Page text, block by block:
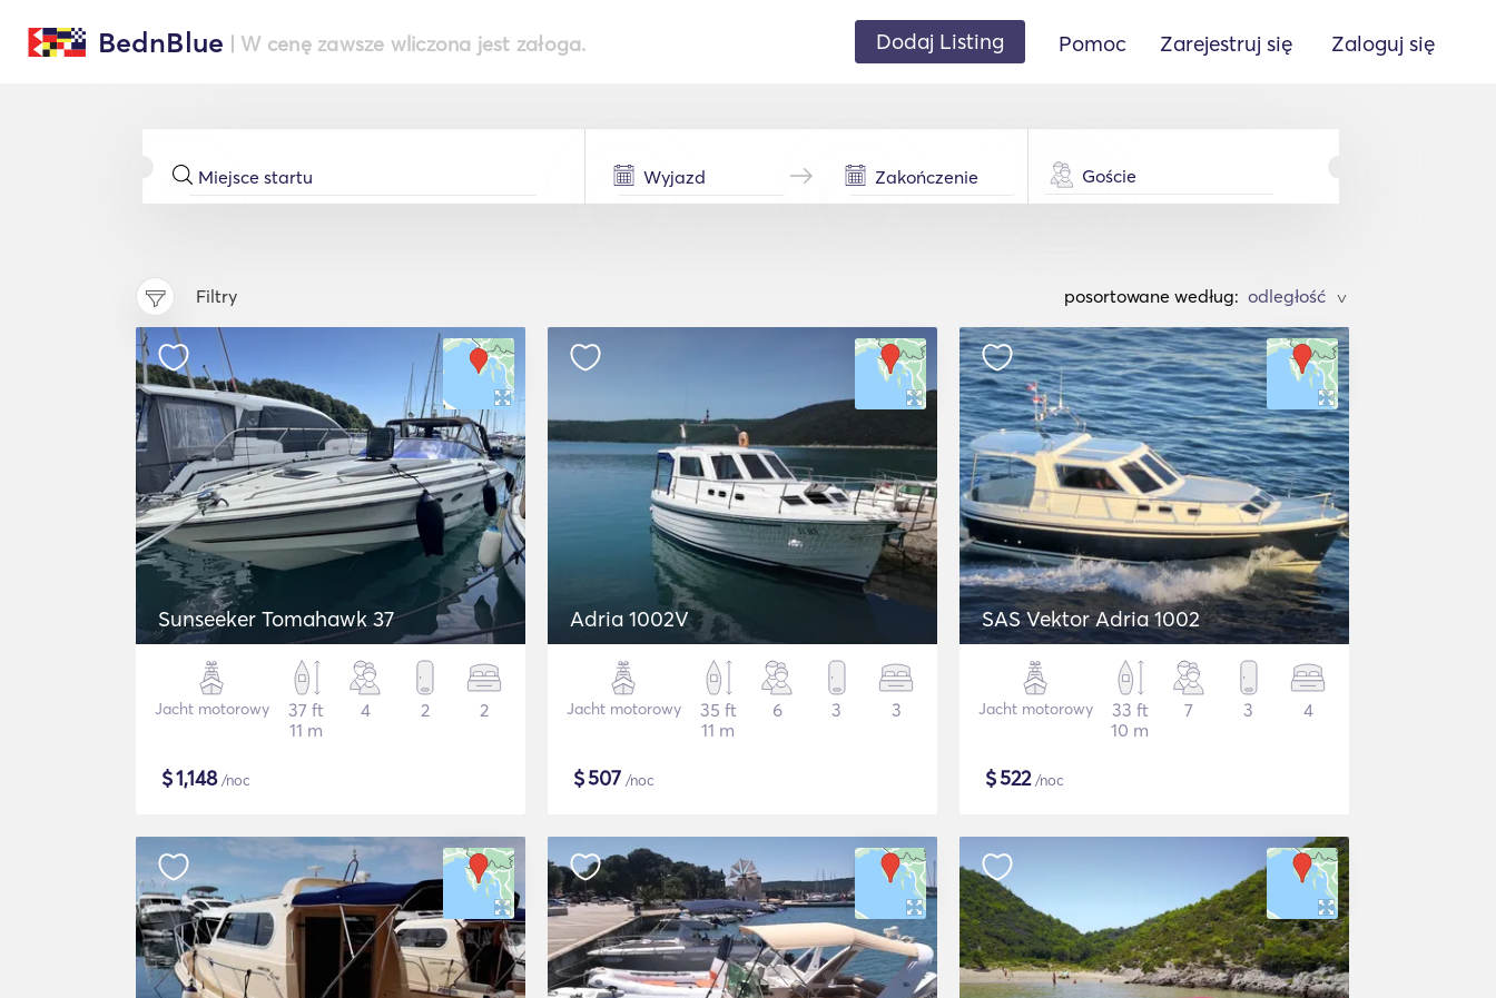
BednBlue | W cenę zawsze wliczona jest załoga. Dodaj Listing Pomoc Zarejestruj się Zaloguj się
Goście
Filtry posortowane według: >
Sunseeker Tomahawk 37
Jacht motorowy
37 ft
11 m
4 2 2
$1,148/noc
Adria 1002V
Jacht motorowy
35 ft
11 m
6 3 3
$507 /noc
SAS Vektor Adria 1002
Jacht motorowy
33 ft
10 m
7 3 4
$522/noc